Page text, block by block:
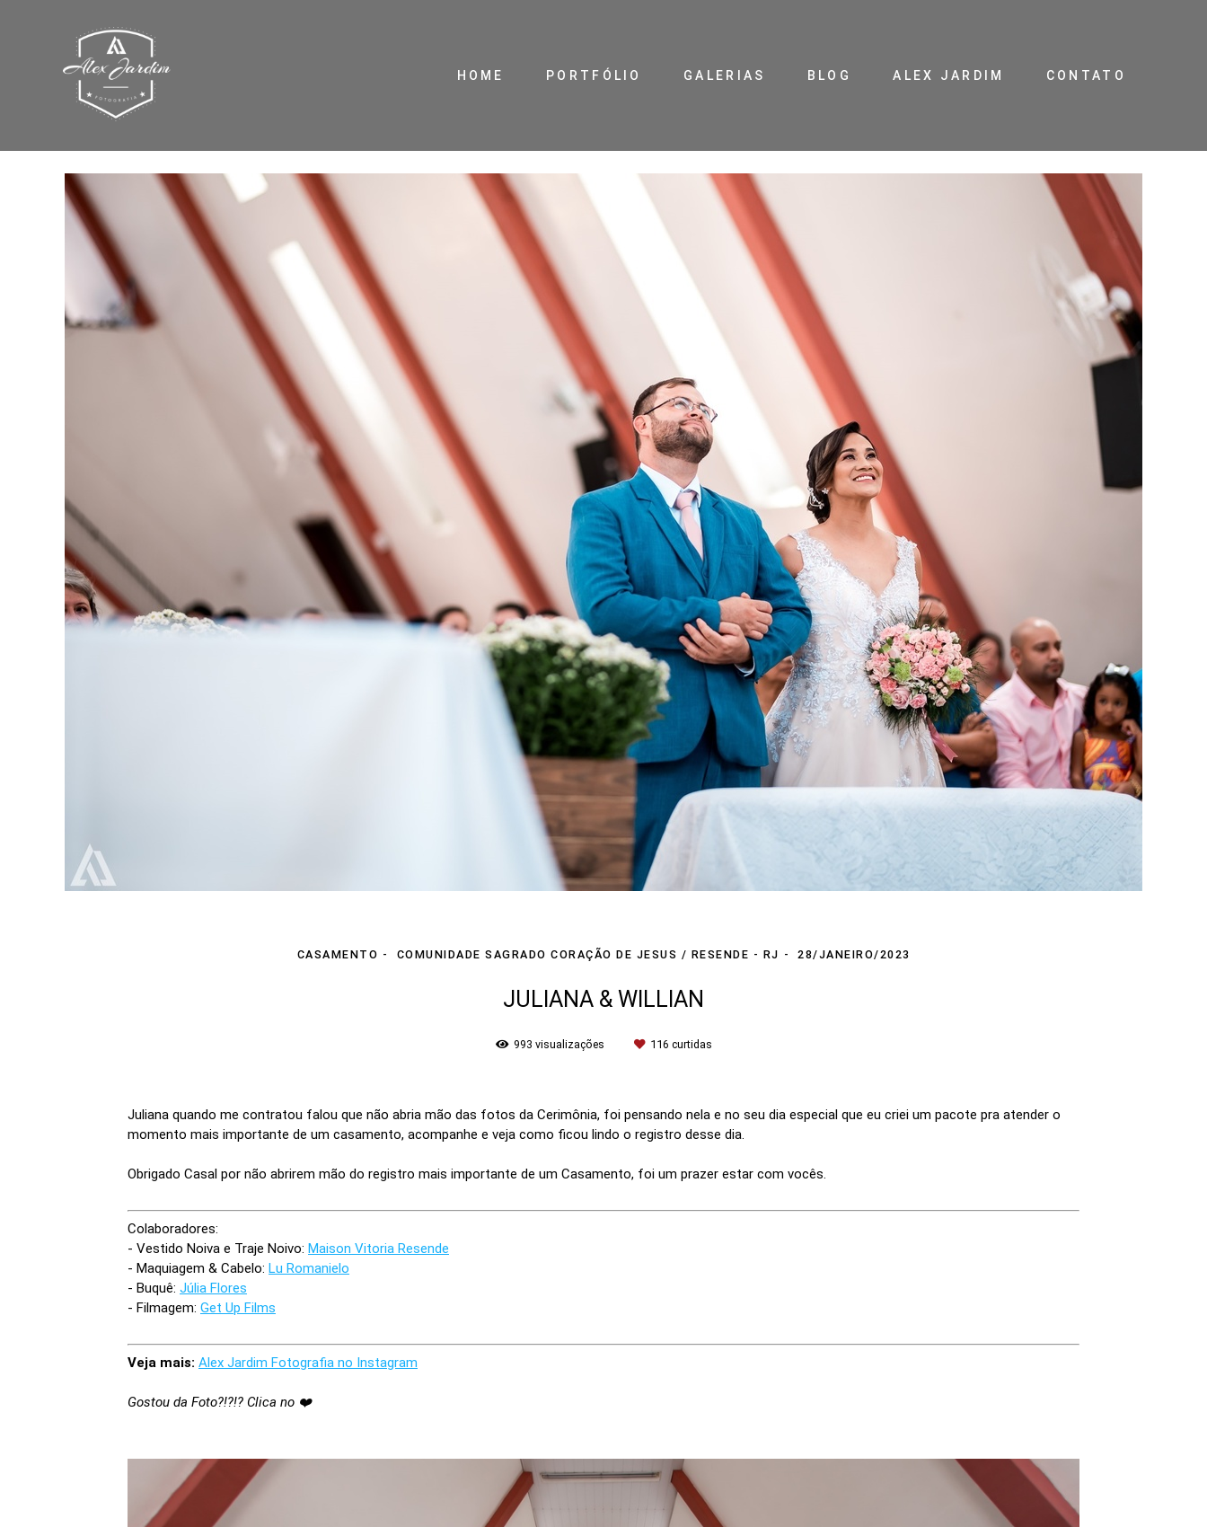
HOME PORTFÓLIO GALERIAS BLOG ALEX JARDIM CONTATO
CASAMENTO COMUNIDADE SAGRADO CORAÇÃO DE JESUS / RESENDE - RJ 28/JANEIRO/2023
JULIANA & WILLIAN
993 visualizações 116 curtidas
Juliana quando me contratou falou que não abria mão das fotos da Cerimônia, foi pensando nela e no seu dia especial que eu criei um pacote pra atender o
momento mais importante de um casamento, acompanhe e veja como ficou lindo o registro desse dia.
Obrigado Casal por não abrirem mão do registro mais importante de um Casamento, foi um prazer estar com vocês.
Colaboradores:
- Vestido Noiva e Traje Noivo: Maison Vitoria Resende
- Maquiagem & Cabelo: Lu Romanielo
- Buquê: Júlia Flores
- Filmagem: Get Up Films
Veja mais: Alex Jardim Fotografia no Instagram
Gostou da Foto?!?!? Clica no ❤️